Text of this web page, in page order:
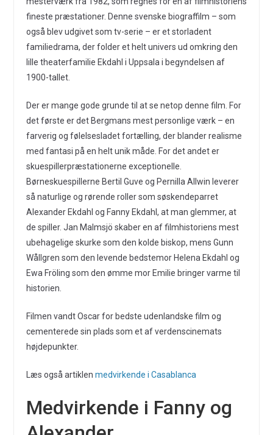
fineste præstationer. Denne svenske biograffilm – som
også blev udgivet som tv-serie – er et storladent
familiedrama, der folder et helt univers ud omkring den
lille theaterfamilie Ekdahl i Uppsala i begyndelsen af
1900-tallet.
Der er mange gode grunde til at se netop denne film. For
det første er det Bergmans mest personlige værk – en
farverig og følelsesladet fortælling, der blander realisme
med fantasi på en helt unik måde. For det andet er
skuespillerpræstationerne exceptionelle.
Børneskuespillerne Bertil Guve og Pernilla Allwin leverer
så naturlige og rørende roller som søskendeparret
Alexander Ekdahl og Fanny Ekdahl, at man glemmer, at
de spiller. Jan Malmsjö skaber en af filmhistoriens mest
ubehagelige skurke som den kolde biskop, mens Gunn
Wållgren som den levende bedstemor Helena Ekdahl og
Ewa Fröling som den ømme mor Emilie bringer varme til
historien.
Filmen vandt Oscar for bedste udenlandske film og
cementerede sin plads som et af verdenscinemats
højdepunkter.
Læs også artiklen medvirkende i Casablanca
Medvirkende i Fanny og